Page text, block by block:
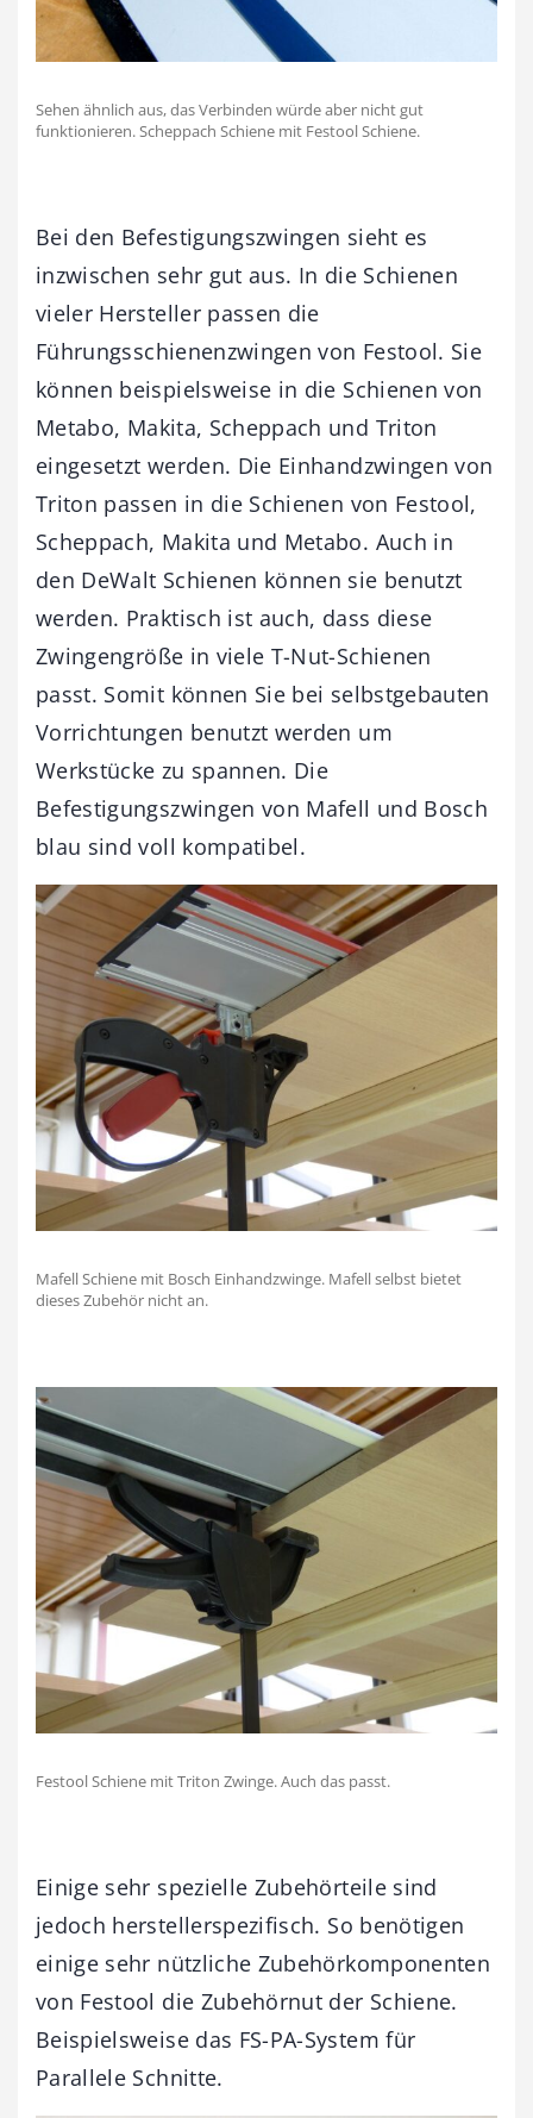
Sehen ähnlich aus, das Verbinden würde aber nicht gut
funktionieren. Scheppach Schiene mit Festool Schiene.
Bei den Befestigungszwingen sieht es
inzwischen sehr gut aus. In die Schienen
vieler Hersteller passen die
Führungsschienenzwingen von Festool. Sie
können beispielsweise in die Schienen von
Metabo, Makita, Scheppach und Triton
eingesetzt werden. Die Einhandzwingen von
Triton passen in die Schienen von Festool,
Scheppach, Makita und Metabo. Auch in
den DeWalt Schienen können sie benutzt
werden. Praktisch ist auch, dass diese
Zwingengröße in viele T-Nut-Schienen
passt. Somit können Sie bei selbstgebauten
Vorrichtungen benutzt werden um
Werkstücke zu spannen. Die
Befestigungszwingen von Mafell und Bosch
blau sind voll kompatibel.
Mafell Schiene mit Bosch Einhandzwinge. Mafell selbst bietet
dieses Zubehör nicht an.
Festool Schiene mit Triton Zwinge. Auch das passt.
Einige sehr spezielle Zubehörteile sind
jedoch herstellerspezifisch. So benötigen
einige sehr nützliche Zubehörkomponenten
von Festool die Zubehörnut der Schiene.
Beispielsweise das FS-PA-System für
Parallele Schnitte.